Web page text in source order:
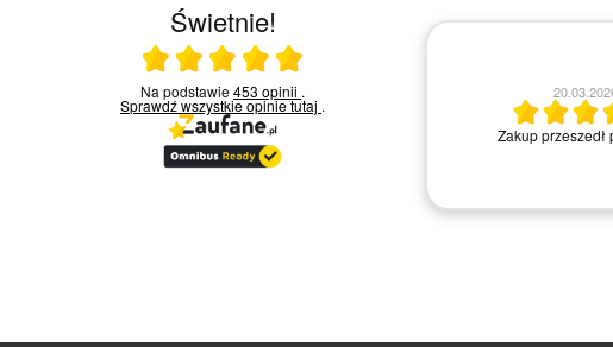
Świetnie!
Ocena średnia 5 na 5
Na podstawie453 opinii .
Sprawdź wszystkie opinietutaj .
03.03.2026
Nie ma uwag. Konkretny towar
Wszystko ok, bardzo
kontakcie